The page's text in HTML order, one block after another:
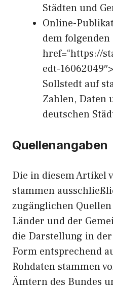
Städten und
Online-
dem folgenden
href=“https://
edt-
Sollstedt auf
Zahlen, Daten
deutschen
Quellenangaben
Die in diesem Artikel
stammen
zugänglichen
Länder und der
die Darstellung in
Form entsprechend
Rohdaten stammen
Ämtern des Bundes